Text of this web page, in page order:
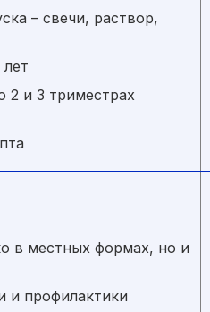
– свечи, раствор,
2 и 3 триместрах
в местных формах, но и
и профилактики